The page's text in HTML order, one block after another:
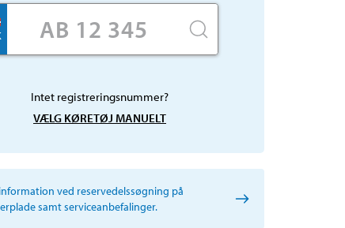
Intet registreringsnummer?
VÆLG KØRETØJ MANUELT
ved reservedelssøgning på
samt serviceanbefalinger.